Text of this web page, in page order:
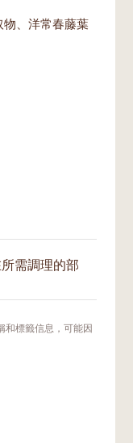
、洋常春藤葉
需調理的部
以幫助改善膚
肌密友的指
和標籤信息，可能因